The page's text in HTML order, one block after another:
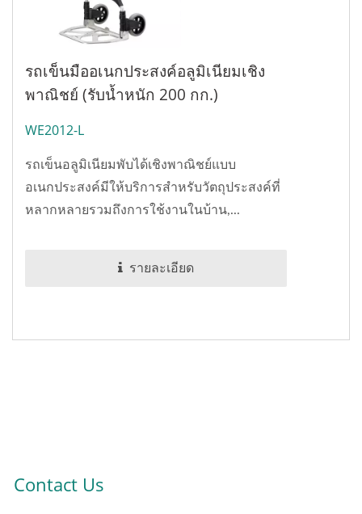
รถเข็นมืออเนกประสงค์อลูมิเนียมเชิง
พาณิชย์ (รับน้ำหนัก 200 กก.)
WE2012-L
รถเข็นอลูมิเนียมพับได้เชิงพาณิชย์แบบ
อเนกประสงค์มีให้บริการสำหรับวัตถุประสงค์ที่
หลากหลายรวมถึงการใช้งานในบ้าน,...
รายละเอียด